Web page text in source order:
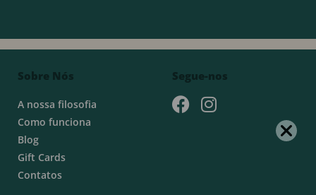
Sobre Nós
A nossa filosofia
Como funciona
Blog
Gift Cards
Contatos
Segue-nos